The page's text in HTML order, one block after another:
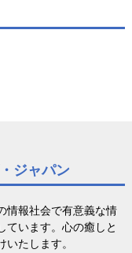
ジャパン
情報社会で有意義な情
ています。心の癒しと
たします。